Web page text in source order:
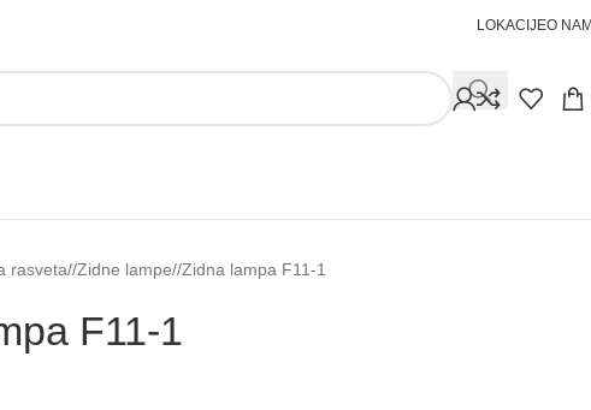
LOKACIJEO
rasveta/ Zidne lampe/ Zidna lampa F11-⁠1
F11-⁠1